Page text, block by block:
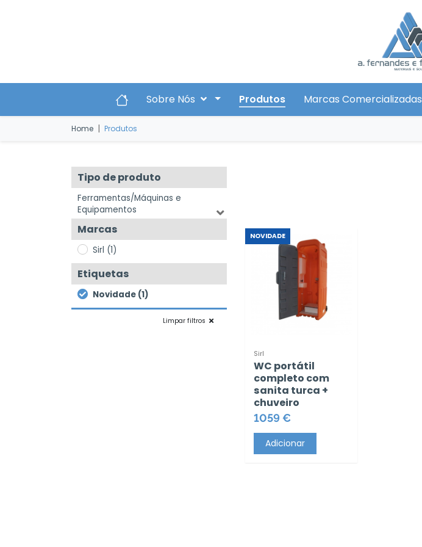
Sobre Nós Produtos Marcas Comercializadas
Home | Produtos
Tipo de produto
Ferramentas/Máquinas e
Equipamentos
Marcas
Sirl (1)
Etiquetas
Novidade (1)
Limpar filtros
NOVIDADE
Sirl
WC portátil
completo com
sanita turca +
chuveiro
1059 €
Adicionar